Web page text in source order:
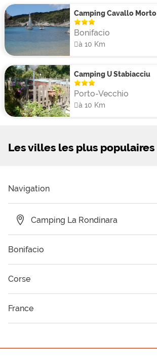
Camping Cavallo Morto
Bonifacio
à 10 Km
Camping U Stabiacciu
Porto-Vecchio
à 10 Km
Les villes les plus populaires
Navigation
Camping La Rondinara
Bonifacio
Corse
France